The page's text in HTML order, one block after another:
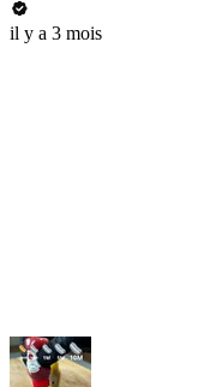
il y a 3 mois